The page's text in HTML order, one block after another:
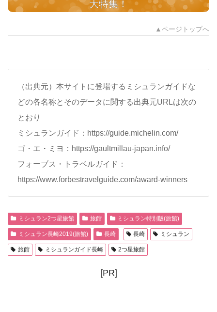
大特集！
▲ページトップへ
（出典元）本サイトに登場するミシュランガイドな
どの各名称とそのデータに関する出典元URLは次の
とおり
ミシュランガイド：https://guide.michelin.com/
ゴ・エ・ミヨ：https://gaultmillau-japan.info/
フォーブス・トラベルガイド：
https://www.forbestravelguide.com/award-winners
ミシュラン2つ星旅館 旅館 ミシュラン特別版(旅館)
ミシュラン長崎2019(旅館) 長崎 長崎 ミシュラン
旅館 ミシュランガイド長崎 2つ星旅館
[PR]